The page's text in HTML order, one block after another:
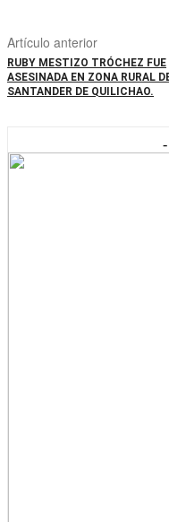
Artículo anterior
RUBY MESTIZO TRÓCHEZ FUE
ASESINADA EN ZONA RURAL
SANTANDER DE QUILICHAO.